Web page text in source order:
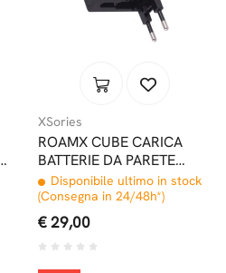
XSories
ROAMX CUBE CARICA
BATTERIE DA PARETE
UNIVERSALE
Disponibile ultimo in stock
(Consegna in 24/48h*)
€ 29,00